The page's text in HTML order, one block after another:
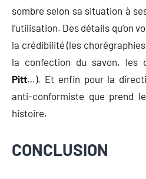
sombre selon sa situation à
l’utilisation. Des détails qu’on
la crédibilité (les
la confection du savon, les
Pitt…). Et enfin pour la
anti-conformiste que prend
histoire.
CONCLUSION